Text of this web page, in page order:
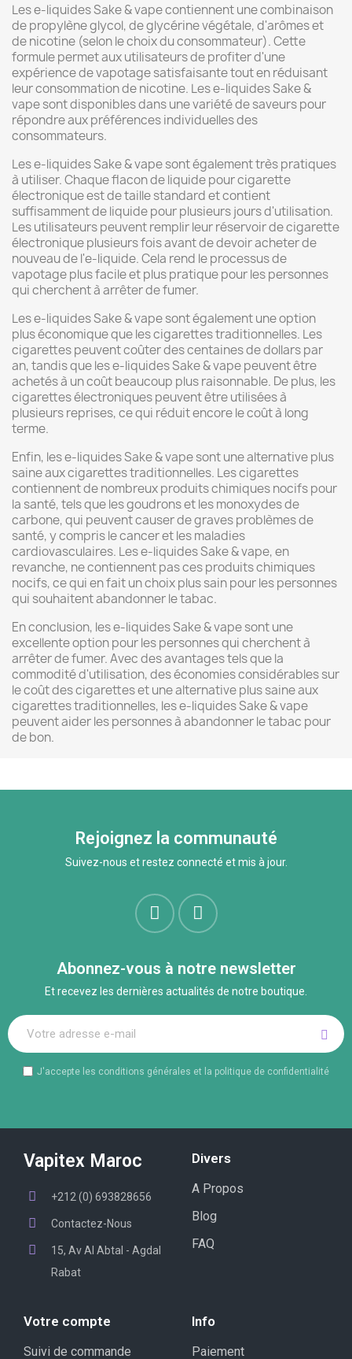
Les e-liquides Sake & vape contiennent une combinaison
de propylène glycol, de glycérine végétale, d'arômes et
de nicotine (selon le choix du consommateur). Cette
formule permet aux utilisateurs de profiter d'une
expérience de vapotage satisfaisante tout en réduisant
leur consommation de nicotine. Les e-liquides Sake &
vape sont disponibles dans une variété de saveurs pour
répondre aux préférences individuelles des
consommateurs.
Les e-liquides Sake & vape sont également très pratiques
à utiliser. Chaque flacon de liquide pour cigarette
électronique est de taille standard et contient
suffisamment de liquide pour plusieurs jours d'utilisation.
Les utilisateurs peuvent remplir leur réservoir de cigarette
électronique plusieurs fois avant de devoir acheter de
nouveau de l'e-liquide. Cela rend le processus de
vapotage plus facile et plus pratique pour les personnes
qui cherchent à arrêter de fumer.
Les e-liquides Sake & vape sont également une option
plus économique que les cigarettes traditionnelles. Les
cigarettes peuvent coûter des centaines de dollars par
an, tandis que les e-liquides Sake & vape peuvent être
achetés à un coût beaucoup plus raisonnable. De plus, les
cigarettes électroniques peuvent être utilisées à
plusieurs reprises, ce qui réduit encore le coût à long
terme.
Enfin, les e-liquides Sake & vape sont une alternative plus
saine aux cigarettes traditionnelles. Les cigarettes
contiennent de nombreux produits chimiques nocifs pour
la santé, tels que les goudrons et les monoxydes de
carbone, qui peuvent causer de graves problèmes de
santé, y compris le cancer et les maladies
cardiovasculaires. Les e-liquides Sake & vape, en
revanche, ne contiennent pas ces produits chimiques
nocifs, ce qui en fait un choix plus sain pour les personnes
qui souhaitent abandonner le tabac.
En conclusion, les e-liquides Sake & vape sont une
excellente option pour les personnes qui cherchent à
arrêter de fumer. Avec des avantages tels que la
commodité d'utilisation, des économies considérables sur
le coût des cigarettes et une alternative plus saine aux
cigarettes traditionnelles, les e-liquides Sake & vape
peuvent aider les personnes à abandonner le tabac pour
de bon.
Rejoignez la communauté
Suivez-nous et restez connecté et mis à jour.
Abonnez-vous à notre newsletter
Et recevez les dernières actualités de notre boutique.
J'accepte les conditions générales et la politique de confidentialité
Vapitex Maroc
+212 (0) 693828656
Contactez-Nous
15, Av Al Abtal - Agdal
Rabat
Divers
A Propos
Blog
FAQ
Votre compte
Suivi de commande
Info
Paiement